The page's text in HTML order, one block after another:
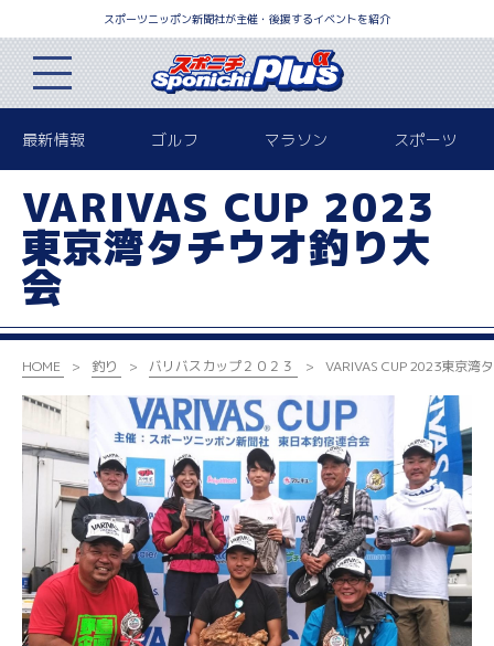
スポーツニッポン新聞社が主催・後援するイベントを紹介
最新情報 ゴルフ マラソン スポーツ
VARIVAS CUP 2023
東京湾タチウオ釣り大
会
HOME 釣り バリバスカップ２０２３ VARIVAS CUP 2023東京湾